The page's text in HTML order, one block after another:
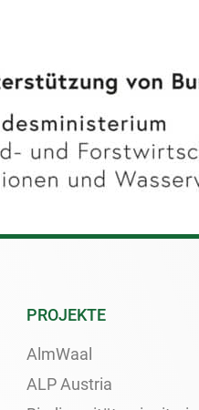
PROJEKTE
AlmWaal
ALP Austria